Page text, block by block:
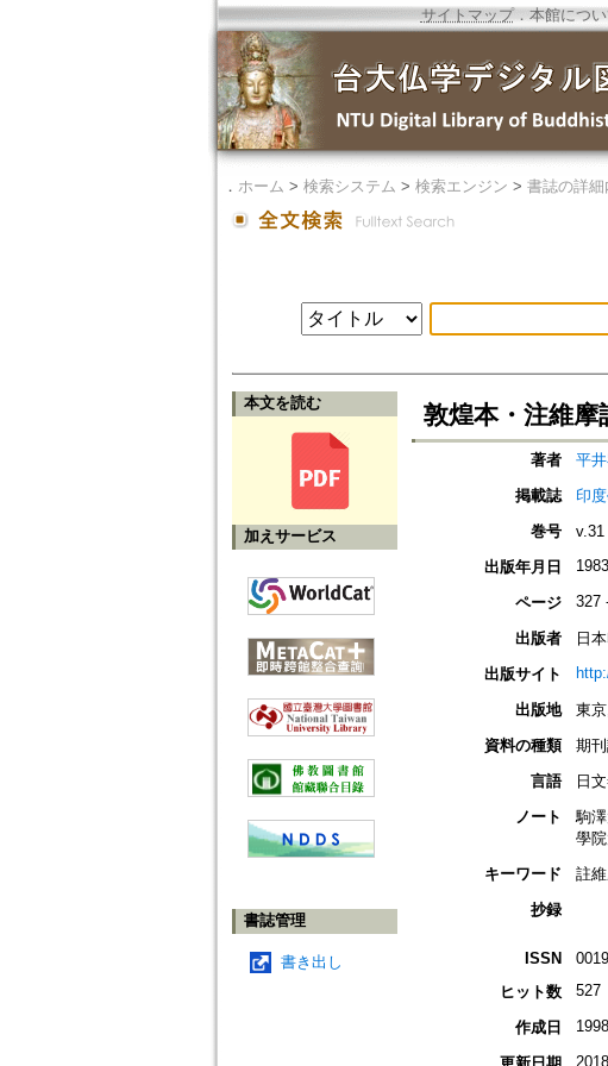
サイトマップ．本館につ
． ホーム > 検索システム > 検索エンジン > 書誌の詳細
本文を読む
加えサービス
書誌管理
書き出し
敦煌本・注維
著者
平
掲載誌
印
巻号
v.31
出版年月日
ページ 327
出版者
日
出版サイト
出版地
東
資料の種類
期
言語
日
ノート
駒
學
キーワード
註
抄録
ISSN
ヒット数
527
作成日